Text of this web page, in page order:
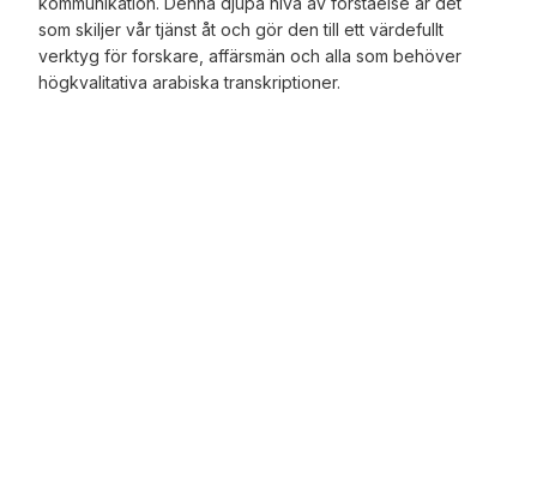
som skiljer vår tjänst åt och gör den till ett värdefullt
verktyg för forskare, affärsmän och alla som behöver
högkvalitativa arabiska transkriptioner.